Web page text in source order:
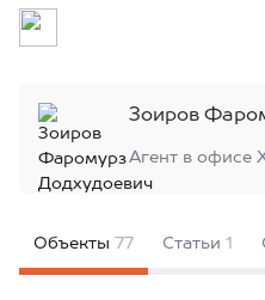
Зоиров
Агент в офисе
Объекты 77 Статьи 1